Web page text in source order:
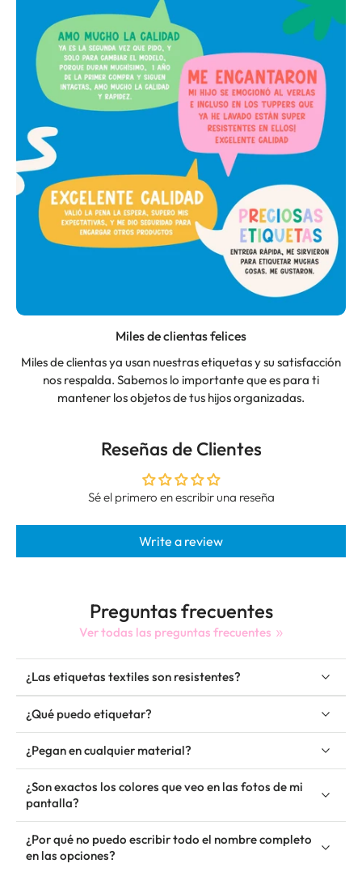
Miles de clientas felices
Miles de clientas ya usan nuestras etiquetas y su satisfacción
nos respalda. Sabemos lo importante que es para ti
mantener los objetos de tus hijos organizadas.
Reseñas de Clientes
Sé el primero en escribir una reseña
Write a review
Preguntas frecuentes
Ver todas las preguntas frecuentes
¿Las etiquetas textiles son resistentes?
¿Qué puedo etiquetar?
¿Pegan en cualquier material?
¿Son exactos los colores que veo en las fotos de mi
pantalla?
¿Por qué no puedo escribir todo el nombre completo
en las opciones?